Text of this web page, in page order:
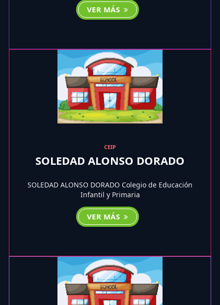
VER MÁS
CEIP
SOLEDAD ALONSO DORADO
SOLEDAD ALONSO DORADO Colegio de Educación
Infantil y Primaria
VER MÁS